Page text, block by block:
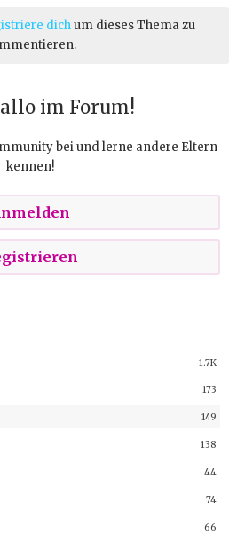
im Forum!
bei und lerne andere Eltern
kennen!
1.7K
173
149
138
44
74
66
dichum dieses Thema zu